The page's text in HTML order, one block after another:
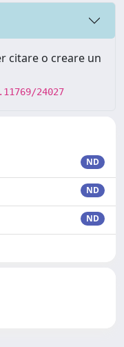
citare o creare un
24027
ND
ND
ND